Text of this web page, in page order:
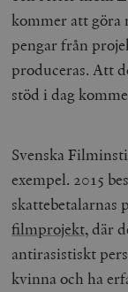
kommer att göra
pengar från
produceras. Att
stöd i dag
Svenska
exempel. 2015
skattebetalarnas
filmprojekt, där
antirasistiskt
kvinna och ha